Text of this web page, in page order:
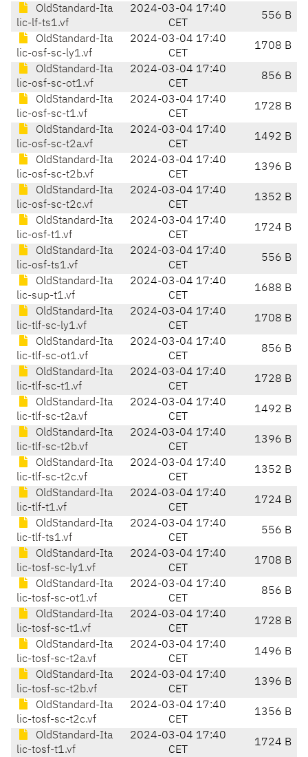
OldStandard-Ita
lic-lf-ts1.vf
2024-03-04 17:40
CET
556 B
OldStandard-Ita
lic-osf-sc-ly1.vf
2024-03-04 17:40
CET
1708 B
OldStandard-Ita
lic-osf-sc-ot1.vf
2024-03-04 17:40
CET
856 B
OldStandard-Ita
lic-osf-sc-t1.vf
2024-03-04 17:40
CET
1728 B
OldStandard-Ita
lic-osf-sc-t2a.vf
2024-03-04 17:40
CET
1492 B
OldStandard-Ita
lic-osf-sc-t2b.vf
2024-03-04 17:40
CET
1396 B
OldStandard-Ita
lic-osf-sc-t2c.vf
2024-03-04 17:40
CET
1352 B
OldStandard-Ita
lic-osf-t1.vf
2024-03-04 17:40
CET
1724 B
OldStandard-Ita
lic-osf-ts1.vf
2024-03-04 17:40
CET
556 B
OldStandard-Ita
lic-sup-t1.vf
2024-03-04 17:40
CET
1688 B
OldStandard-Ita
lic-tlf-sc-ly1.vf
2024-03-04 17:40
CET
1708 B
OldStandard-Ita
lic-tlf-sc-ot1.vf
2024-03-04 17:40
CET
856 B
OldStandard-Ita
lic-tlf-sc-t1.vf
2024-03-04 17:40
CET
1728 B
OldStandard-Ita
lic-tlf-sc-t2a.vf
2024-03-04 17:40
CET
1492 B
OldStandard-Ita
lic-tlf-sc-t2b.vf
2024-03-04 17:40
CET
1396 B
OldStandard-Ita
lic-tlf-sc-t2c.vf
2024-03-04 17:40
CET
1352 B
OldStandard-Ita
lic-tlf-t1.vf
2024-03-04 17:40
CET
1724 B
OldStandard-Ita
lic-tlf-ts1.vf
2024-03-04 17:40
CET
556 B
OldStandard-Ita
lic-tosf-sc-ly1.vf
2024-03-04 17:40
CET
1708 B
OldStandard-Ita
lic-tosf-sc-ot1.vf
2024-03-04 17:40
CET
856 B
OldStandard-Ita
lic-tosf-sc-t1.vf
2024-03-04 17:40
CET
1728 B
OldStandard-Ita
lic-tosf-sc-t2a.vf
2024-03-04 17:40
CET
1496 B
OldStandard-Ita
lic-tosf-sc-t2b.vf
2024-03-04 17:40
CET
1396 B
OldStandard-Ita
lic-tosf-sc-t2c.vf
2024-03-04 17:40
CET
1356 B
OldStandard-Ita
lic-tosf-t1.vf
2024-03-04 17:40
CET
1724 B